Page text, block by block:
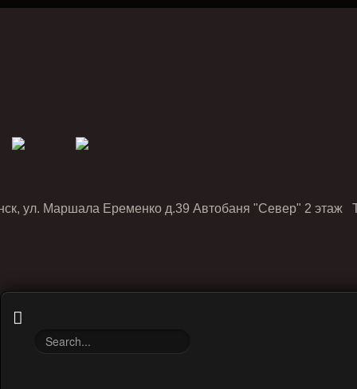
ул. Маршала Еременко д.39 Автобаня "Север" 2 этаж